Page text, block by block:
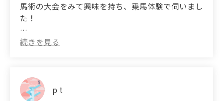
road.
There were few bus services, so I arrived much
earlier than my reserved time, which I felt bad
about.
(Translated by Google)
My family and I went to try horseback riding.
Even though it was our first time and we didn't
know anything, we were taught carefully and had a
We also got to try brushing and feeding the horses,
馬術の大会をみて興味を持ち、乗馬体験で伺いまし
た！
スタッフの方がとても親切に教えてくださるので、
く誘導や少し早いペース(速足)にもチャレンジでき
て、充実した内容でした！
p t